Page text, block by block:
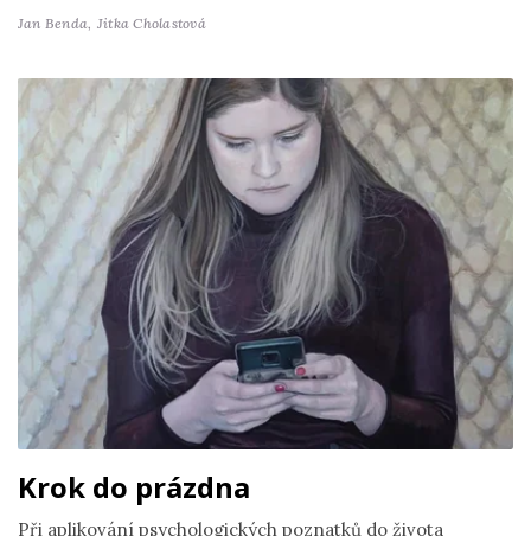
Jan Benda, Jitka Cholastová
Krok do prázdna
Při aplikování psychologických poznatků do života